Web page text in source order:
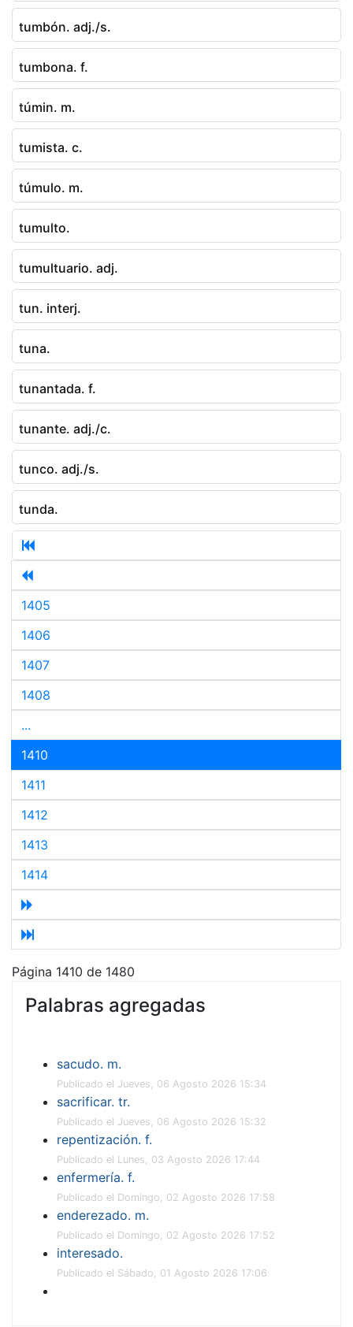
tumbón. adj./s.
tumbona. f.
túmin. m.
tumista. c.
túmulo. m.
tumulto.
tumultuario. adj.
tun. interj.
tuna.
tunantada. f.
tunante. adj./c.
tunco. adj./s.
tunda.
1405
1406
1407
1408
...
1410
1411
1412
1413
1414
Página 1410 de 1480
Palabras agregadas
sacudo. m.
Publicado el Jueves, 06 Agosto 2026 15:34
sacrificar. tr.
Publicado el Jueves, 06 Agosto 2026 15:32
repentización. f.
Publicado el Lunes, 03 Agosto 2026 17:44
enfermería. f.
Publicado el Domingo, 02 Agosto 2026 17:58
enderezado. m.
Publicado el Domingo, 02 Agosto 2026 17:52
interesado.
Publicado el Sábado, 01 Agosto 2026 17:06